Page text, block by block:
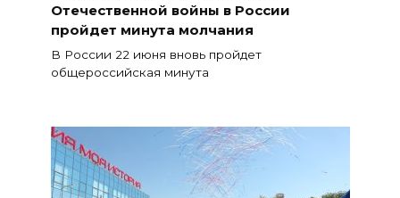
Отечественной войны в России
пройдет минута молчания
В России 22 июня вновь пройдет
общероссийская минута